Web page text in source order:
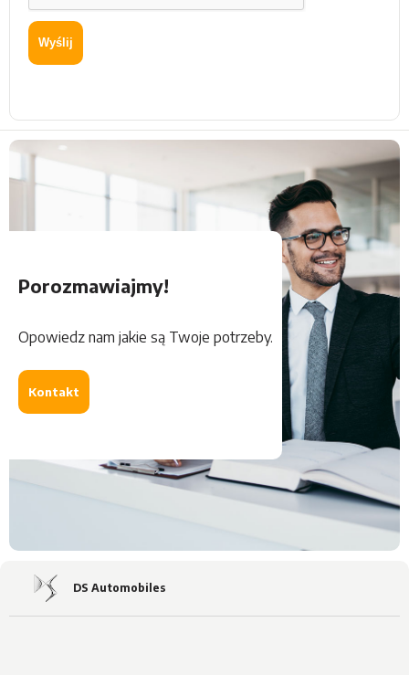
Wyślij
Porozmawiajmy!
Opowiedz nam jakie są Twoje potrzeby.
Kontakt
DS Automobiles